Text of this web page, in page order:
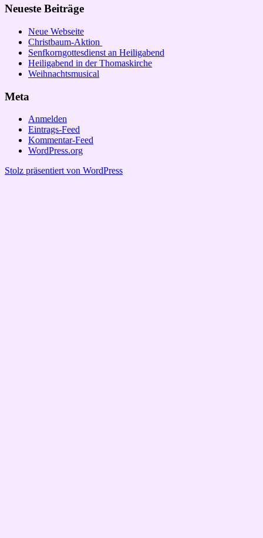
Neueste Beiträge
Neue Webseite
Christbaum-Aktion
Senfkorngottesdienst an Heiligabend
Heiligabend in der Thomaskirche
Weihnachtsmusical
Meta
Anmelden
Eintrags-Feed
Kommentar-Feed
WordPress.org
Stolz präsentiert von WordPress